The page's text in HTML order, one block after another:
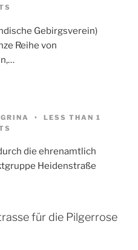
Gebirgsverein)
Reihe von
LESS THAN 1
die ehrenamtlich
Heidenstraße
für die Pilgerrose